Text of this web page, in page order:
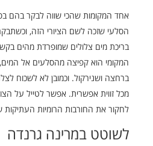
אחד המקומות שהכי שווה לבקר בהם
הסלעי שזכה לשם הציורי הזה,
בריכת מים צלולים שמופרדת מהים
המקומי הוא קפיצה מהסלעים אל
ברחצה ושנירקול. וכמובן לא לשכוח
מכל זווית אפשרית. אפשר לטייל על
לחקור את החורבות הרומיות העתיקות
לשוטט במרינה גרנדה